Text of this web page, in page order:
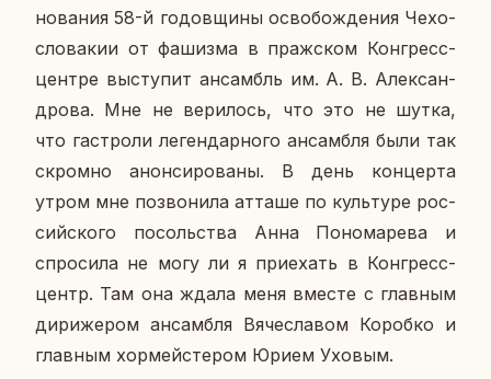
но­ва­ния 58-й го­дов­щи­ны осво­бож­де­ния Че­хо­
сло­ва­кии от фа­шиз­ма в праж­ском Кон­гресс-
центре вы­сту­пит ан­самбль им. А. В. Алек­сан­
дро­ва. Мне не ве­ри­лось, что это не шутка,
что га­стро­ли ле­ген­дар­но­го ан­сам­бля были так
скром­но анон­си­ро­ва­ны. В день кон­цер­та
утром мне по­зво­ни­ла атташе по куль­ту­ре рос­
сий­ско­го по­соль­ства Анна По­но­ма­ре­ва и
спро­си­ла не могу ли я при­е­хать в Кон­гресс-
центр. Там она ждала меня вместе с глав­ным
ди­ри­же­ром ан­сам­бля Вя­че­сла­вом Ко­роб­ко и
глав­ным хор­мей­сте­ром Юрием Уховым.